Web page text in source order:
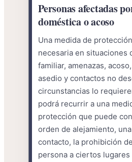
Personas afectadas
doméstica o acoso
Una medida de
necesaria en situaciones
familiar, amenazas,
asedio y contactos no
circunstancias lo
podrá recurrir a una
protección que puede
orden de alejamiento,
contacto, la prohibición
persona a ciertos